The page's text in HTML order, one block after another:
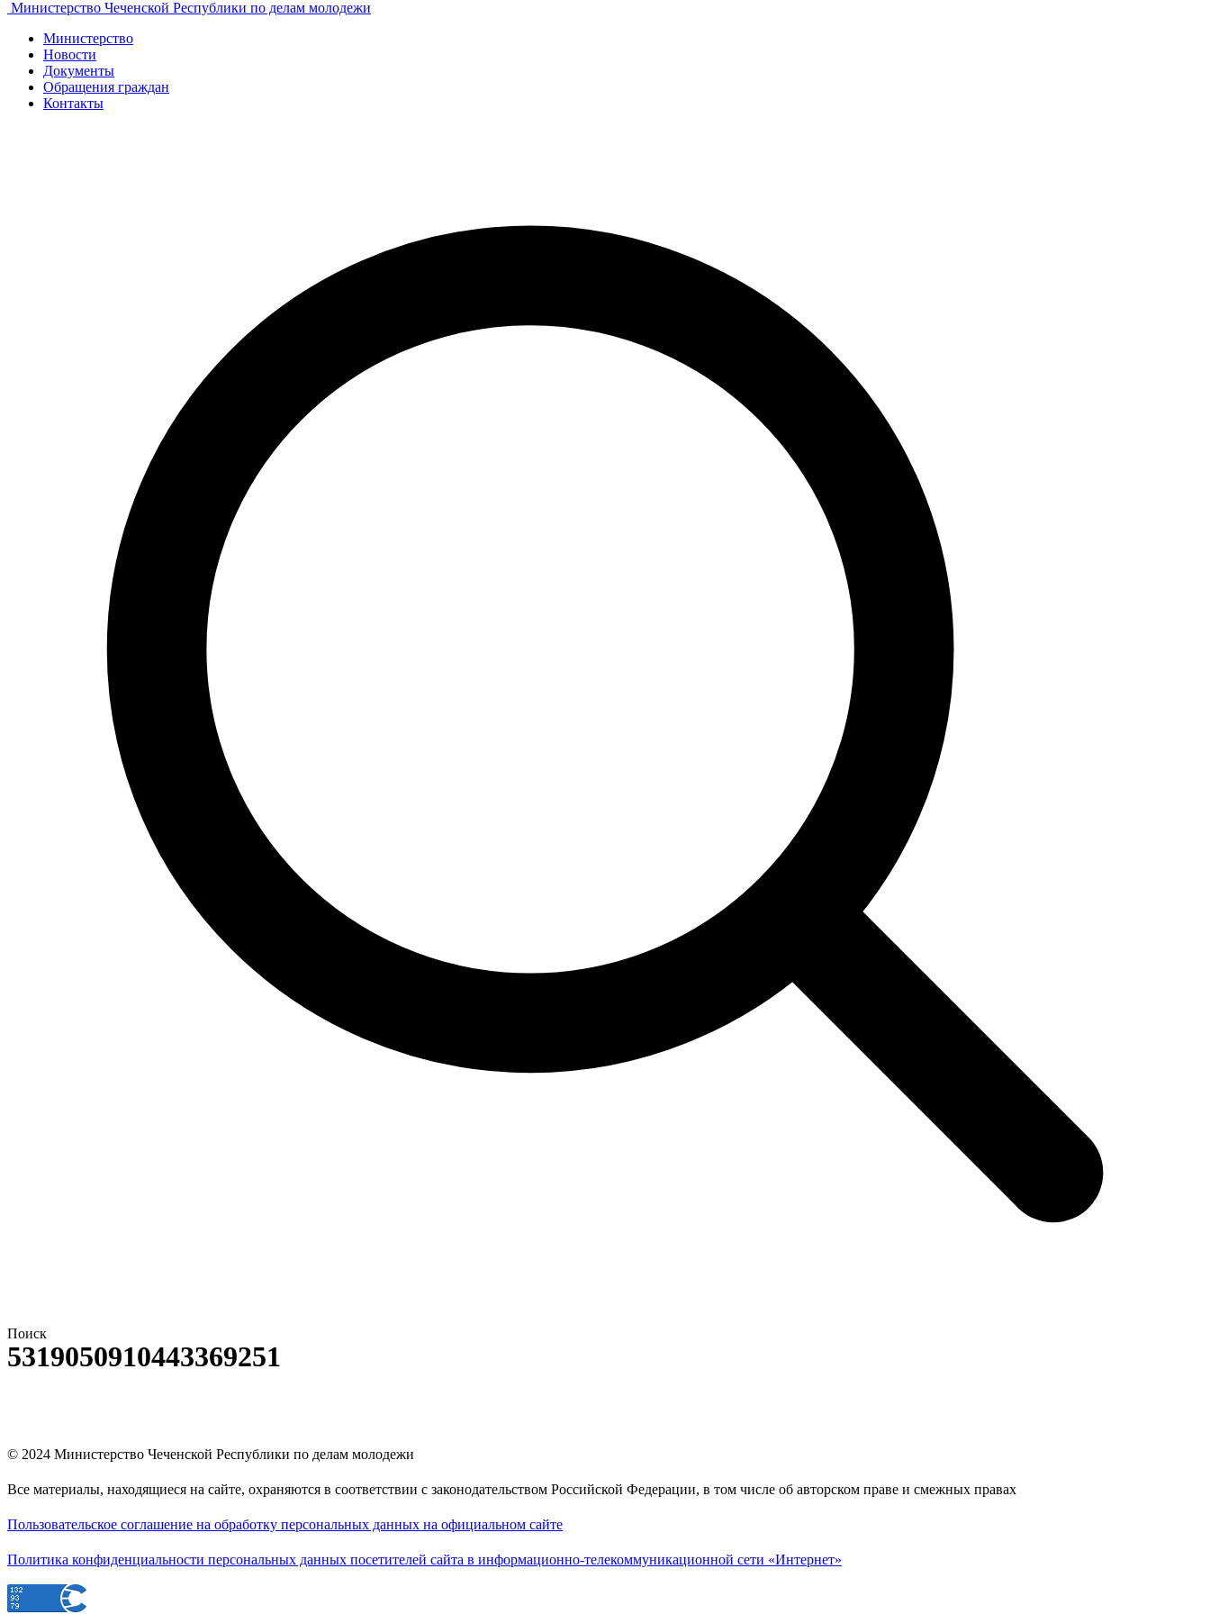
Министерство Чеченской Республики по делам молодежи
Министерство
Новости
Документы
Обращения граждан
Контакты
Поиск
5319050910443369251
© 2024 Министерство Чеченской Республики по делам молодежи
Все материалы, находящиеся на сайте, охраняются в соответствии с законодательством Российской Федерации, в том числе об авторском праве и смежных правах
Пользовательское соглашение на обработку персональных данных на официальном сайте
Политика конфиденциальности персональных данных посетителей сайта в информационно-телекоммуникационной сети «Интернет»